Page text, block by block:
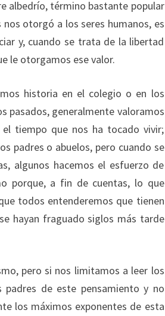
albedrío, término bastante popular
otorgó a los seres humanos, es
y, cuando se trata de la libertad
le otorgamos ese valor.
historia en el colegio o en los
pasados, generalmente valoramos
tiempo que nos ha tocado vivir;
padres o abuelos, pero cuando se
algunos hacemos el esfuerzo de
porque, a fin de cuentas, lo que
todos entenderemos que tienen
hayan fraguado siglos más tarde
pero si nos limitamos a leer los
de este pensamiento y no
los máximos exponentes de esta